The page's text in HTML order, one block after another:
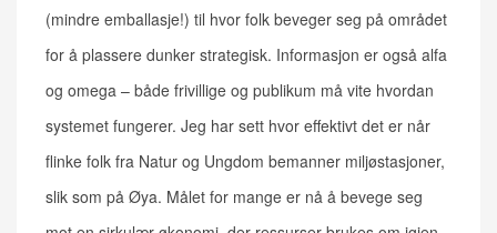
(mindre emballasje!) til hvor folk beveger seg på området
for å plassere dunker strategisk. Informasjon er også alfa
og omega – både frivillige og publikum må vite hvordan
systemet fungerer. Jeg har sett hvor effektivt det er når
flinke folk fra Natur og Ungdom bemanner miljøstasjoner,
slik som på Øya. Målet for mange er nå å bevege seg